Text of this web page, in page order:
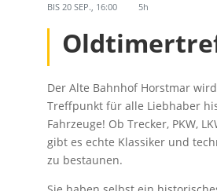
BIS 20 SEP., 16:00 5h
Der Alte Bahnhof Horstmar
Treffpunkt für alle Liebhaber
Fahrzeuge! Ob Trecker, PKW,
gibt es echte Klassiker und
zu bestaunen.